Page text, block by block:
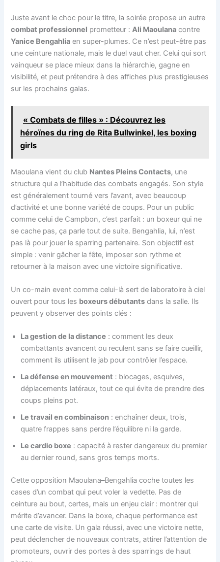
Juste avant le choc pour le titre, la soirée propose un autre
combat professionnel prometteur :Ali Maoulana contre
Yanice Bengahlia en super-plumes. Ce n’est peut-être pas
une ceinture nationale, mais le duel vaut cher. Celui qui sort
vainqueur se place mieux dans la hiérarchie, gagne en
visibilité, et peut prétendre à des affiches plus prestigieuses
sur les prochains galas.
« Combats de filles » : Découvrez les
héroïnes du ring de Rita Bullwinkel, les boxing
girls
Maoulana vient du club Nantes Pleins Contacts, une
structure qui a l’habitude des combats engagés. Son style
est généralement tourné vers l’avant, avec beaucoup
d’activité et une bonne variété de coups. Pour un public
comme celui de Campbon, c’est parfait : un boxeur qui ne
se cache pas, ça parle tout de suite. Bengahlia, lui, n’est
pas là pour jouer le sparring partenaire. Son objectif est
simple : venir gâcher la fête, imposer son rythme et
retourner à la maison avec une victoire significative.
Un co-main event comme celui-là sert de laboratoire à ciel
ouvert pour tous les boxeurs débutants dans la salle. Ils
peuvent y observer des points clés :
La gestion de la distance : comment les deux
combattants avancent ou reculent sans se faire cueillir,
comment ils utilisent le jab pour contrôler l’espace.
La défense en mouvement : blocages, esquives,
déplacements latéraux, tout ce qui évite de prendre des
coups pleins pot.
Le travail en combinaison : enchaîner deux, trois,
quatre frappes sans perdre l’équilibre ni la garde.
Le cardio boxe : capacité à rester dangereux du premier
au dernier round, sans gros temps morts.
Cette opposition Maoulana–Bengahlia coche toutes les
cases d’un combat qui peut voler la vedette. Pas de
ceinture au bout, certes, mais un enjeu clair : montrer qui
mérite d’avancer. Dans la boxe, chaque performance est
une carte de visite. Un gala réussi, avec une victoire nette,
peut déclencher de nouveaux contrats, attirer l’attention de
promoteurs, ouvrir des portes à des sparrings de haut